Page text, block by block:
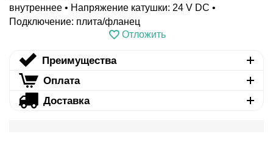
внутреннее • Напряжение катушки: 24 V DC •
Подключение: плита/фланец
Отложить
Преимущества
Оплата
Доставка